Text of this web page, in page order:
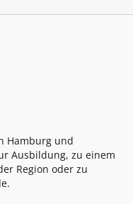
Hamburg und
Ausbildung, zu einem
Region oder zu